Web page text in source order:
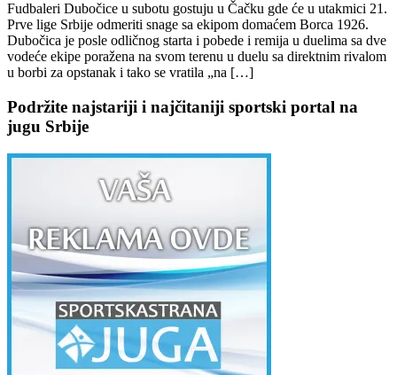
Fudbaleri Dubočice u subotu gostuju u Čačku gde će u utakmici 21.
Prve lige Srbije odmeriti snage sa ekipom domaćem Borca 1926.
Dubočica je posle odličnog starta i pobede i remija u duelima sa dve
vodeće ekipe poražena na svom terenu u duelu sa direktnim rivalom
u borbi za opstanak i tako se vratila „na […]
Podržite najstariji i najčitaniji sportski portal na
jugu Srbije